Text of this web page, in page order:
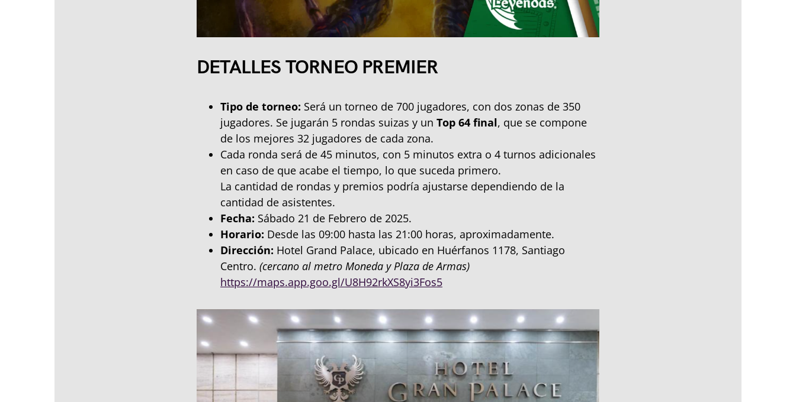
DETALLES TORNEO PREMIER
Tipo de torneo: Será un torneo de 700 jugadores, con dos zonas de 350
jugadores. Se jugarán 5 rondas suizas y un Top 64 final, que se compone
de los mejores 32 jugadores de cada zona.
Cada ronda será de 45 minutos, con 5 minutos extra o 4 turnos adicionales
en caso de que acabe el tiempo, lo que suceda primero.
La cantidad de rondas y premios podría ajustarse dependiendo de la
cantidad de asistentes.
Fecha: Sábado 21 de Febrero de 2025.
Horario: Desde las 09:00 hasta las 21:00 horas, aproximadamente.
Dirección: Hotel Grand Palace, ubicado en Huérfanos 1178, Santiago
Centro. (cercano al metro Moneda y Plaza de Armas)
https://maps.app.goo.gl/U8H92rkXS8yi3Fos5